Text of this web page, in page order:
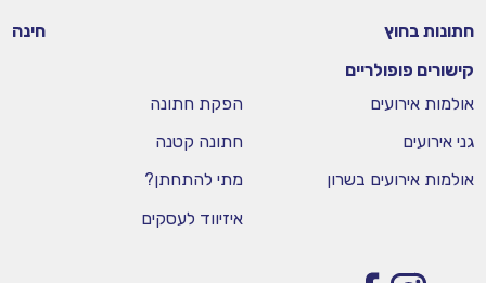
חתונות בחוץ חינה
קישורים פופולריים
אולמות אירועים
גני אירועים
אולמות אירועים בשרון
הפקת חתונה
חתונה קטנה
מתי להתחתן?
איזיווד לעסקים